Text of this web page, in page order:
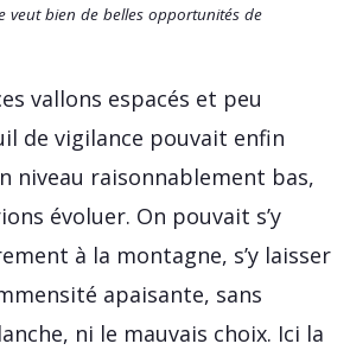
veut bien de belles opportunités de
vallons espacés et peu
de vigilance pouvait enfin
niveau raisonnablement bas,
évoluer. On pouvait s’y
à la montagne, s’y laisser
apaisante, sans
ni le mauvais choix. Ici la